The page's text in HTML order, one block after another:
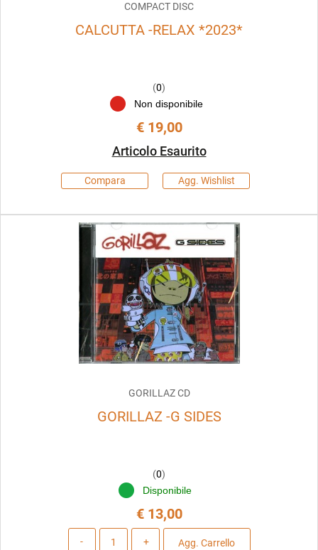
COMPACT DISC
CALCUTTA -RELAX *2023*
(0)
Non disponibile
€ 19,00
Articolo Esaurito
Compara Agg. Wishlist
GORILLAZ CD
GORILLAZ -G SIDES
(0)
Disponibile
€ 13,00
Agg. Carrello